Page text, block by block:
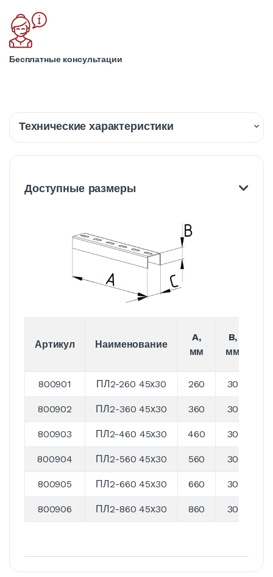
Бесплатные консультации
Технические характеристики
Описание
Доступные размеры
Артикул Наименование
A,
мм
B,
мм
800901 ПЛ2-260 45х30 260 30
800902 ПЛ2-360 45х30 360 30
800903 ПЛ2-460 45х30 460 30
800904 ПЛ2-560 45х30 560 30
800905 ПЛ2-660 45х30 660 30
800906 ПЛ2-860 45х30 860 30